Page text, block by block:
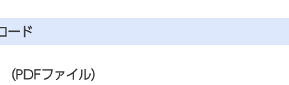
ード
（PDFファイル）